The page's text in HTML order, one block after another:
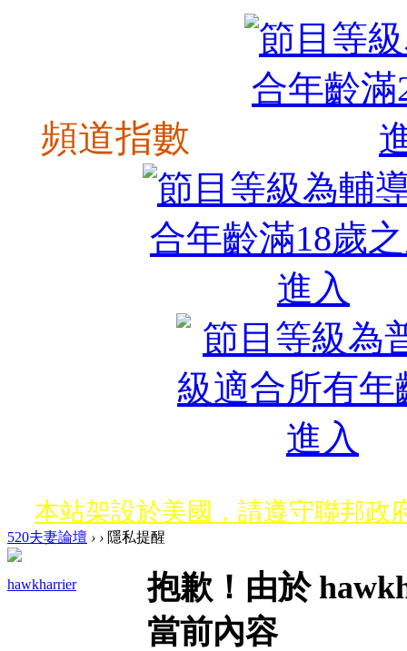
頻道指數
本站架設於美國，請遵守聯邦政
網路詐騙多﹗會員遇見詐騙行為
嚴禁假聯誼之名斂財詐騙或性交
520夫妻論壇 › › 隱私提醒
hawkharrier
抱歉！由於
當前內容